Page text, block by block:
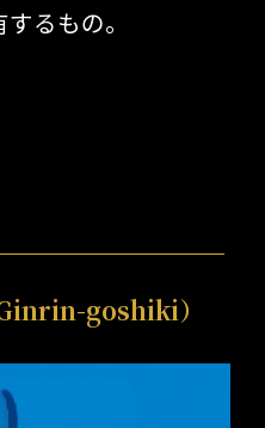
るもの。
Ginrin-goshiki）